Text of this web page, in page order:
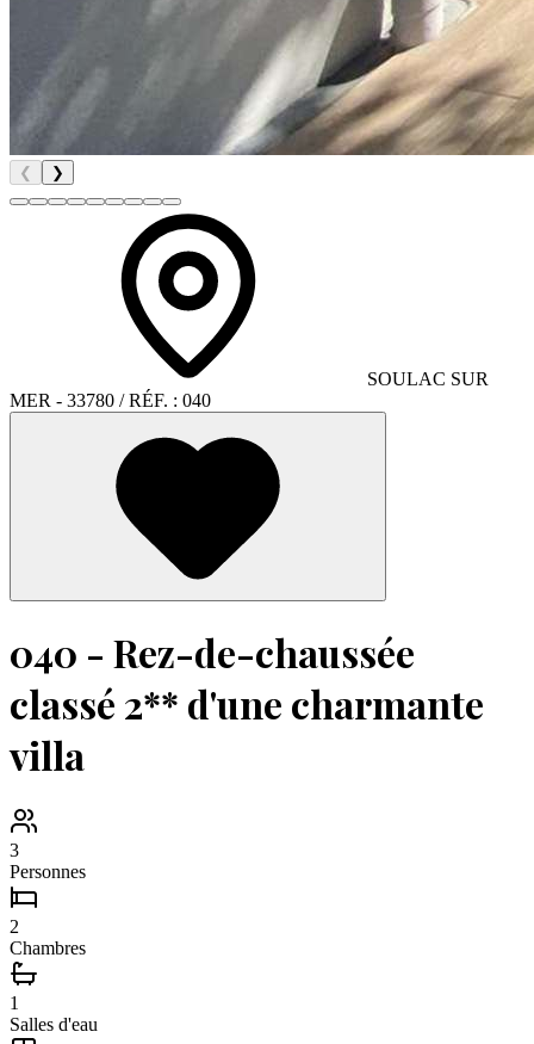
❮ ❯
SOULAC SUR
MER - 33780 / RÉF. : 040
040 - Rez-de-chaussée
classé 2** d'une charmante
villa
3
Personnes
2
Chambres
1
Salles d'eau